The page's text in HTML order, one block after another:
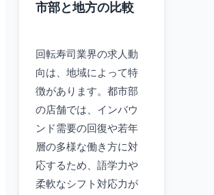
市部と地方の比較
回転寿司業界の求人動
向は、地域によって特
徴があります。都市部
の店舗では、インバウ
ンド需要の回復や若年
層の多様な働き方に対
応するため、語学力や
柔軟なシフト対応力が